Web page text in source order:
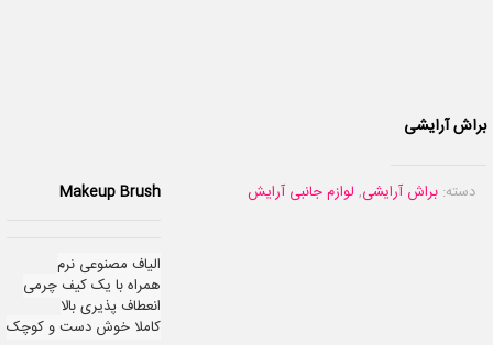
براش آرایشی
Makeup Brush
الیاف مصنوعی نرم
همراه با یک کیف چرمی
انعطاف پذیری بالا
کاملا خوش دست و کوچک
دسته: براش آرایشی, لوازم جانبی آرایش